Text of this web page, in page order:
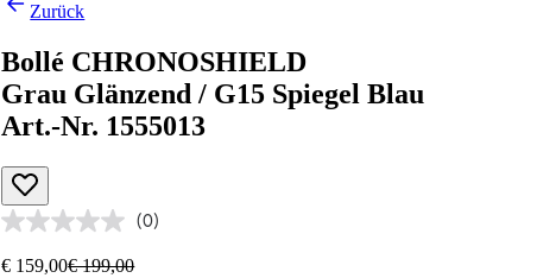
Zurück
Bollé CHRONOSHIELD
Grau Glänzend / G15 Spiegel Blau
Art.-Nr. 1555013
(0)
€ 159,00€ 199,00